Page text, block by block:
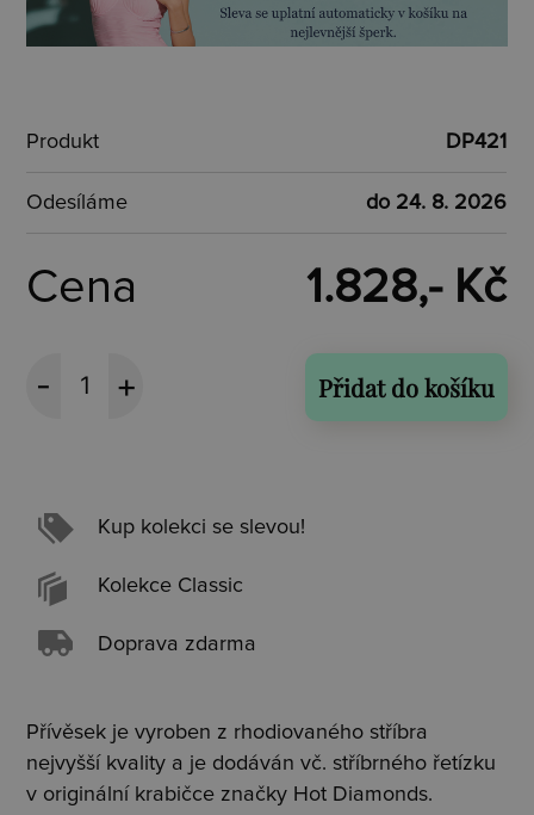
Produkt DP421
Odesíláme do 24. 8. 2026
Cena 1.828,- Kč
Přidat do košíku
Kup kolekci se slevou!
Kolekce Classic
Doprava zdarma
Přívěsek je vyroben z rhodiovaného stříbra
nejvyšší kvality a je dodáván vč. stříbrného řetízku
v originální krabičce značky Hot Diamonds.